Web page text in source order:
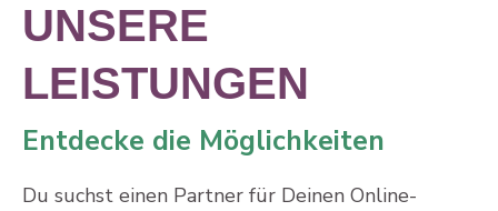
UNSERE
LEISTUNGEN
Entdecke die Möglichkeiten
Du suchst einen Partner für Deinen Online-